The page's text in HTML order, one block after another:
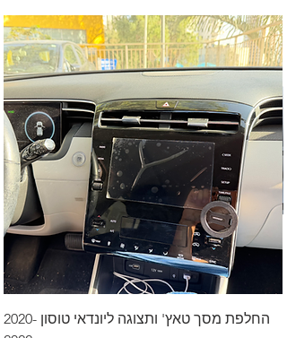
החלפת מסך טאץ' ותצוגה ליונדאי טוסון 2020-